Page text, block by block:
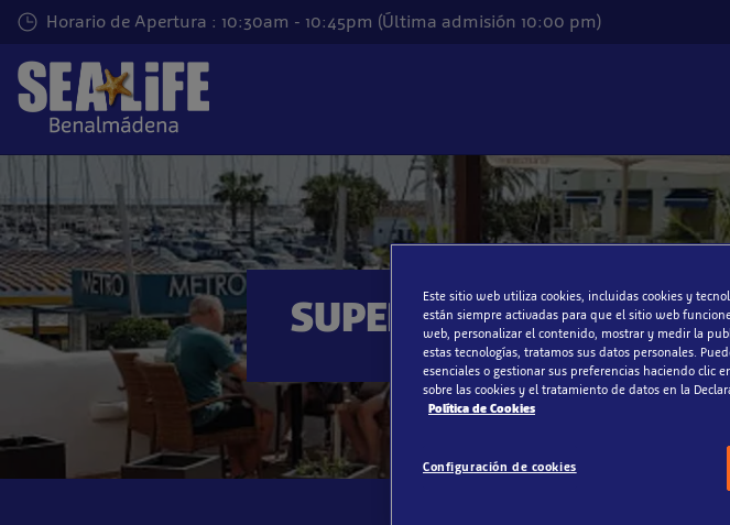
Saltar
contenido
principal
Horario de Apertura : 10:30am - 10:45pm (Última admisión 10:00 pm)
SUPER OFERTAS
Este sitio web utiliza cookies, incluidas cookies y
están siempre activadas para que el sitio web
web, personalizar el contenido, mostrar y medir la
estas tecnologías, tratamos sus datos personales.
esenciales o gestionar sus preferencias haciendo clic
sobre las cookies y el tratamiento de datos en la
Política de Cookies
Configuración de cookies